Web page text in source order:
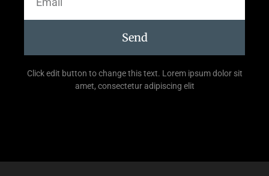
Send
Click edit button to change this text. Lorem ipsum dolor sit
amet, consectetur adipiscing elit